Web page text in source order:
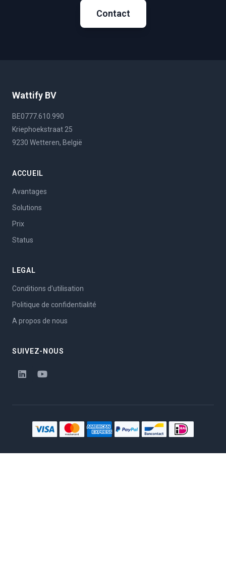
Contact
Wattify BV
BE0777.610.990
Kriephoekstraat 25
9230 Wetteren, België
ACCUEIL
Avantages
Solutions
Prix
Status
LEGAL
Conditions d'utilisation
Politique de confidentialité
A propos de nous
SUIVEZ-NOUS